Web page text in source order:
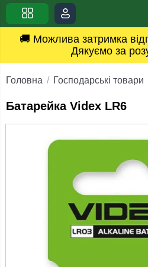
🚚 Можлива затримка
Дякуємо за
Головна Господарські товари
Батарейка Videx LR6